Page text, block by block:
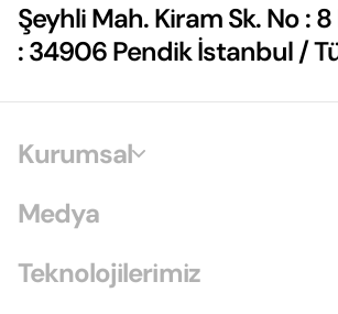
Şeyhli Mah. Kiram Sk. No :
: 34906 Pendik İstanbul /
Kurumsal
Medya
Teknolojilerimiz